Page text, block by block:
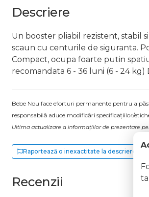
Descriere
Un booster pliabil rezistent, stabil
scaun cu centurile de siguranta.
Compact, ocupa foarte putin
recomandata 6 - 36 luni (6 - 24
Bebe Nou face eforturi permanente pentru a
responsabilă aduce modificări specificațiilor/
Ultima actualizare a informațiilor de prezentare
Raportează o inexactitate la descriere
Recenzii